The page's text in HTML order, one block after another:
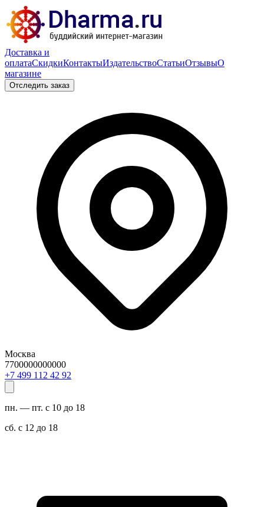
Доставка и
оплатаСкидкиКонтактыИздательствоСтатьиОтзывыО
магазине
Отследить заказ
Москва
7700000000000
29 24 211 994 7+
пн. — пт. с 10 до 18
сб. с 12 до 18